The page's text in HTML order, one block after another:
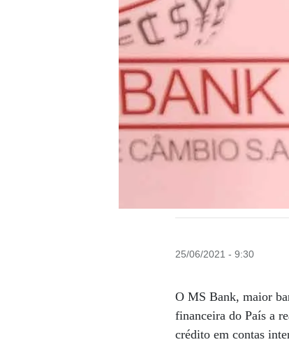
25/06/2021 - 9:30
O MS Bank, maior
financeira do País a
crédito em contas